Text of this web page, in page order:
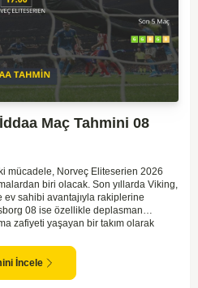
Maç Tahmini 08
mücadele, Norveç Eliteserien 2026
biri olacak. Son yıllarda Viking,
sahibi avantajıyla rakiplerine
08 ise özellikle deplasman
zafiyeti yaşayan bir takım olarak
potansiyeli olsa da,
tutunmakta zorlandıkları biliniyor. Bu
olabileceği bir maç beklenebilir.
İncele